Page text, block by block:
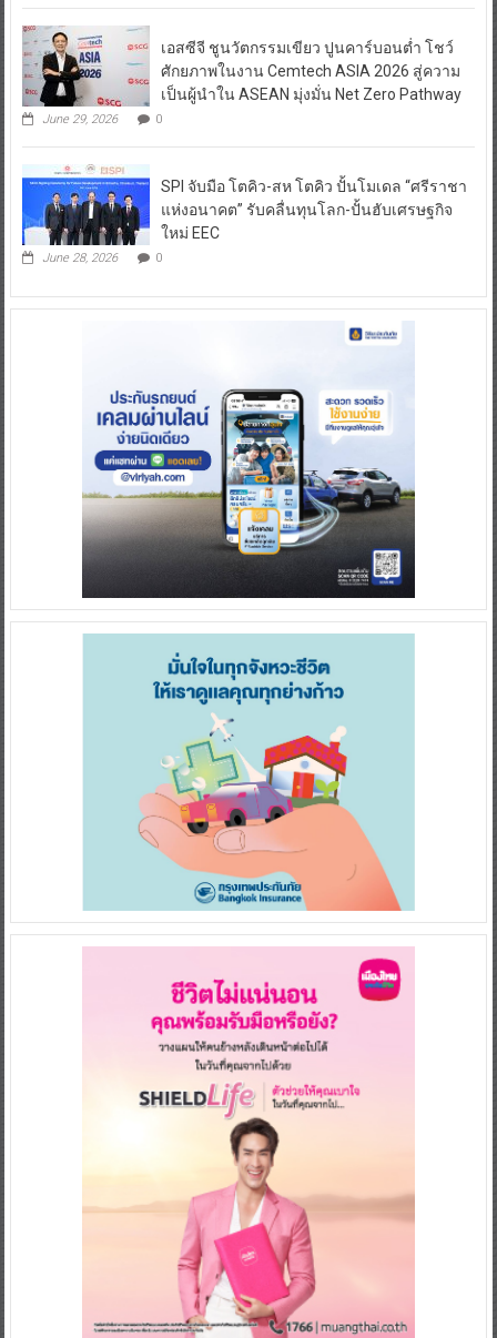
เอสซีจี ชูนวัตกรรมเขียว ปูนคาร์บอนต่ำ โชว์
ศักยภาพในงาน Cemtech ASIA 2026 สู่ความ
เป็นผู้นำใน ASEAN มุ่งมั่น Net Zero Pathway
June 29, 2026 0
SPI จับมือ โตคิว-สห โตคิว ปั้นโมเดล “ศรีราชา
แห่งอนาคต” รับคลื่นทุนโลก-ปั้นฮับเศรษฐกิจ
ใหม่ EEC
June 28, 2026 0